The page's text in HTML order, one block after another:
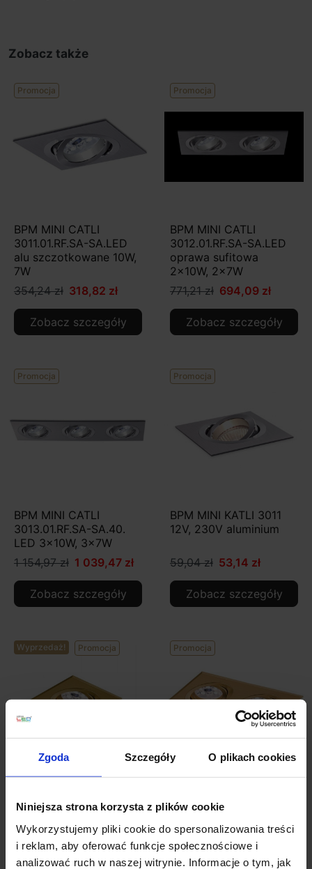
Zgoda Szczegóły O plikach cookies
Niniejsza strona korzysta z plików cookie
Wykorzystujemy pliki cookie do spersonalizowania treści
i reklam, aby oferować funkcje społecznościowe i
analizować ruch w naszej witrynie. Informacje o tym, jak
Zobacz także
Promocja
BPM MINI CATLI
3011.01.RF.SA-SA.LED
alu szczotkowane 10W,
7W
354,24 zł 318,82 zł
Zobacz szczegóły
Promocja
BPM MINI CATLI
3012.01.RF.SA-SA.LED
oprawa sufitowa
2x10W, 2x7W
771,21 zł 694,09 zł
Zobacz szczegóły
Promocja
BPM MINI CATLI
3013.01.RF.SA-SA.40.
LED 3x10W, 3x7W
1 154,97 zł 1 039,47 zł
Zobacz szczegóły
Promocja
BPM MINI KATLI 3011
12V, 230V aluminium
59,04 zł 53,14 zł
Zobacz szczegóły
Wyprzedaż! Promocja
12V, 230V ciemny złoty
Zobacz szczegóły
Promocja
12V, 230V
Zobacz szczegóły